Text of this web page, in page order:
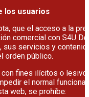
los usuarios
que el acceso a la
comercial con S4U
servicios y
orden público.
fines ilícitos o
el normal
web, se prohíbe: